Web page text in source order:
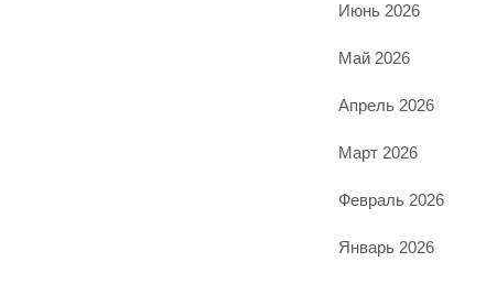
Июнь 2026
Май 2026
Апрель 2026
Март 2026
Февраль 2026
Январь 2026